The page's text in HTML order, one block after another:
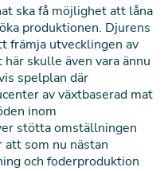
ska få möjlighet att låna
produktionen. Djurens
främja utvecklingen av
skulle även vara ännu
spelplan där
av växtbaserad mat
inom
stötta omställningen
som nu nästan
och foderproduktion